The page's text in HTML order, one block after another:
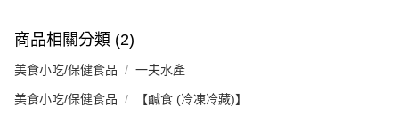
請求用戶進行身份認證。
５．嚴禁一人註冊多個帳號或使用他人資訊註冊。若發現惡意使用之情形，
恩沛科技股份有限公司將有權停止該用戶之使用額度並採取法律行動。
商品相關分類 (2)
美食小吃/保健食品 一夫水產
美食小吃/保健食品 【鹹食 (冷凍冷藏)】